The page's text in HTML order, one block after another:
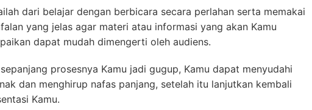
dari belajar dengan berbicara secara perlahan serta memakai
yang jelas agar materi atau informasi yang akan Kamu
dapat mudah dimengerti oleh audiens.
prosesnya Kamu jadi gugup, Kamu dapat menyudahi
dan menghirup nafas panjang, setelah itu lanjutkan kembali
Kamu.